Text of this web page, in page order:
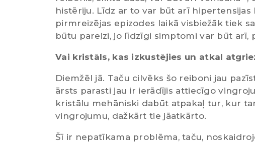
histēriju. Līdz ar to var būt arī
pirmreizējas epizodes laikā visbiežāk tiek
būtu pareizi, jo līdzīgi simptomi var būt arī,
Vai kristāls, kas izkustējies un atkal
Diemžēl jā. Taču cilvēks šo reiboni jau
ārsts parasti jau ir ierādījis attiecīgo
kristālu mehāniski dabūt atpakaļ tur, kur
vingrojumu, dažkārt tie jāatkārto.
Šī ir nepatīkama problēma, taču,